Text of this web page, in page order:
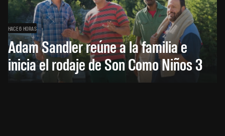
HACE 6 HORAS
Adam Sandler reúne a la familia e
inicia el rodaje de Son Como Niños 3